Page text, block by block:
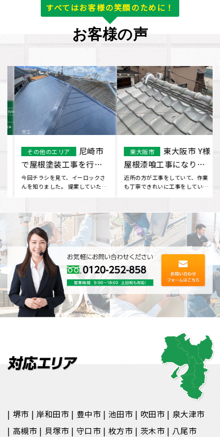
すべてはお客様の笑顔のために！
お客様の声
その他のエリア
尼崎市
で屋根塗装工事を行い
ました。
今回チラシを見て、イーロックさ
んを知りました。 提案していただ
東大阪市
東大阪市 Y様
屋根漆喰工事になりま
す。
近所の方が工事をしていて、作業
も丁寧できれいに工事をしていた
堺市 岸和田市 豊中市 池田市 吹田市
泉大津市
高槻市
貝塚市 守口市 枚方市 茨木市
八尾市